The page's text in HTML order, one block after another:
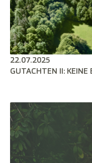
22.07.2025
GUTACHTEN II: